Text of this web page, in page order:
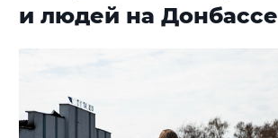
и людей на Донбассе